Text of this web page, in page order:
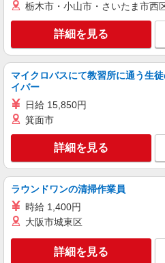
紹介予定派遣
【docomo】の
時給1200円〜
残業代支給 ★交通
+゜・。○。・゜+
有）★ ゜・。○。
熊本県熊本市
紹介予定派遣
株式会社シエロ
スマホ携帯販売
月給259200円
る） ※残業手当
万円支給(規定有) お友達を紹介頂くと, インセンテ
ィブ支給(規定有)
熊本県熊本市
キープ
栃木市・小山市・さいたま市西
詳細を見る
マイクロバスにて教習所に通う生
イバー
日給 15,850円
箕面市
詳細を見る
ラウンドワンの清掃作業員
時給 1,400円
大阪市城東区
詳細を見る